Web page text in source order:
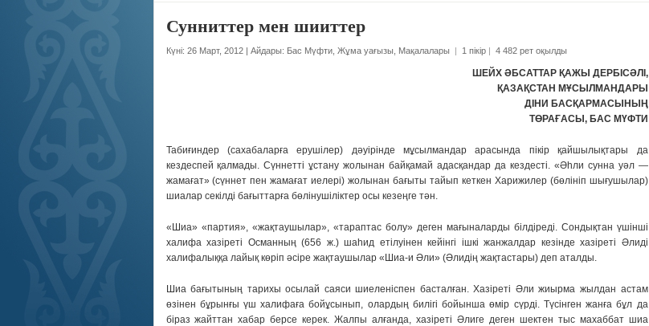
Сунниттер мен шииттер
Күні: 26 Март, 2012| Айдары: Бас Мүфти, Жұма уағызы Мақалалары | 1 пікір | 4 482 рет оқылды
ШЕЙХ ӘБСАТТАР ҚАЖЫ ДЕРБІСӘЛІ,
ҚАЗАҚСТАН МҰСЫЛМАНДАРЫ
ДІНИ БАСҚАРМАСЫНЫҢ
ТӨРАҒАСЫ, БАС МҮФТИ
Табиғиндер (сахабаларға ерушілер) дәуірінде мұсылмандар арасында пікір қайшылықтары да
кездеспей қалмады. Сүннетті ұстану жолынан байқамай адасқандар да кездесті. «Әһли сунна уәл —
жамағат» (сүннет пен жамағат иелері) жолынан бағыты тайып кеткен Харижилер (бөлініп шығушылар)
шиалар секілді бағыттарға бөлінушіліктер осы кезеңге тән.
«Шиа» «партия», «жақтаушылар», «тараптас болу» деген мағыналарды білдіреді. Сондықтан үшінші
халифа хазіреті Османның (656 ж.) шаһид етілуінен кейінгі ішкі жанжалдар кезінде хазіреті Әлиді
халифалыққа лайық көріп әсіре жақтаушылар «Шиа-и Әли» (Әлидің жақтастары) деп аталды.
Шиа бағытының тарихы осылай саяси шиеленіспен басталған. Хазіреті Әли жиырма жылдан астам
өзінен бұрынғы үш халифаға бойұсынып, олардың билігі бойынша өмір сүрді. Түсінген жанға бұл да
біраз жайттан хабар берсе керек. Жалпы алғанда, хазіреті Әлиге деген шектен тыс махаббат шиа